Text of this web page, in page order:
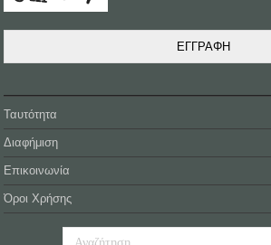
ΕΓΓΡΑΦΗ
Ταυτότητα
Διαφήμιση
Επικοινωνία
Όροι Χρήσης